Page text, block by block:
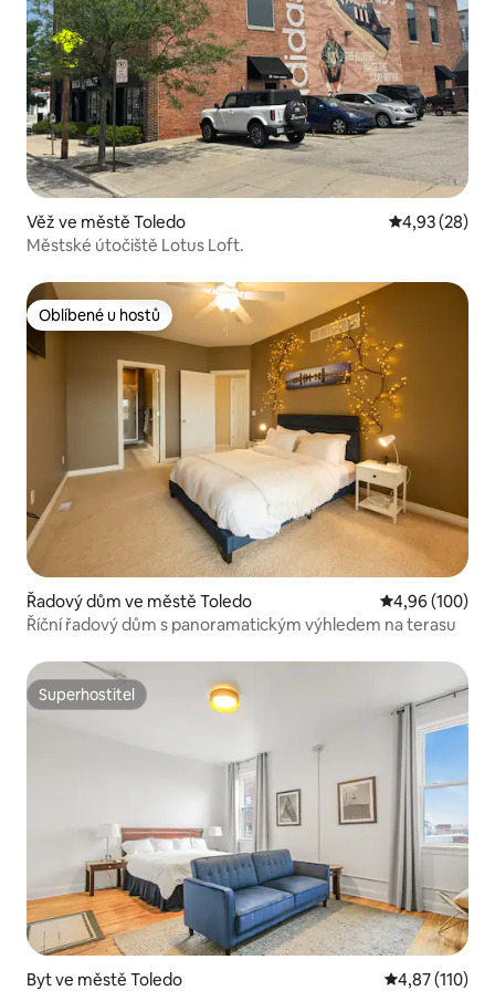
Věž ve městě Toledo Průměrné
4,93 (28)
Městské útočiště Lotus Loft.
Oblíbené u hostů
Oblíbené u hostů
Řadový dům ve městě Toledo Průměrné
4,96 (100)
Říční řadový dům s panoramatickým výhledem na terasu
Superhostitel
Superhostitel
Byt ve městě Toledo Průměrné
4,87 (110)